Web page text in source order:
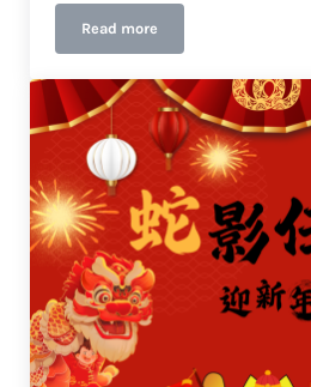
Read more京匯通x2025 StudyDIY